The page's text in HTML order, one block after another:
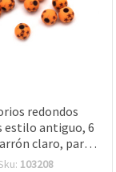
redondos
estilo antiguo, 6
claro, para
y manualidades
103208